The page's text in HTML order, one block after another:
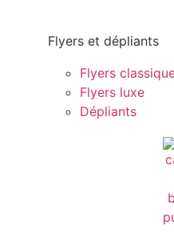
Flyers et dépliants
Flyers
Flyers luxe
Dépliants